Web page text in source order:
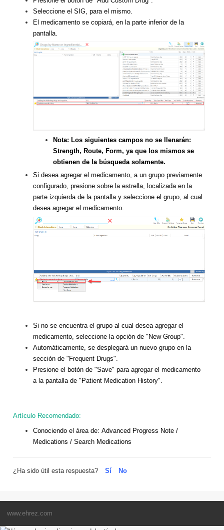
Seleccione el SIG, para el mismo.
El medicamento se copiará, en la parte inferior de la
pantalla.
Nota: Los siguientes campos no se llenarán:
Strength, Route, Form, ya que los mismos se
obtienen de la búsqueda solamente.
Si desea agregar el medicamento, a un grupo previamente
configurado, presione sobre la estrella, localizada en la
parte izquierda de la pantalla y seleccione el grupo, al cual
desea agregar el medicamento.
Si no se encuentra el grupo al cual desea agregar el
medicamento, seleccione la opción de "New Group".
Automáticamente, se desplegará un nuevo grupo en la
sección de "Frequent Drugs".
Presione el botón de "Save" para agregar el medicamento
a la pantalla de "Patient Medication History".
Artículo Recomendado:
Conociendo el área de: Advanced Progress Note /
Medications / Search Medications
¿Ha sido útil esta respuesta? Sí No
www.ehrez.com